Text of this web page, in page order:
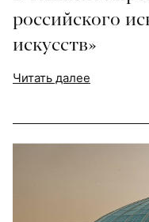
российского
искусств»
Читать далее